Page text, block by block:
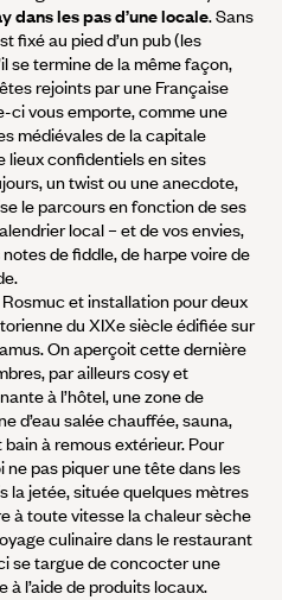
dans les pas d’une locale. Sans
fixé au pied d’un pub (les
se termine de la même façon,
rejoints par une Française
ci vous emporte, comme une
médiévales de la capitale
lieux confidentiels en sites
un twist ou une anecdote,
le parcours en fonction de ses
local – et de vos envies,
de fiddle, de harpe voire de
et installation pour deux
du XIXe siècle édifiée sur
On aperçoit cette dernière
par ailleurs cosy et
à l’hôtel, une zone de
d’eau salée chauffée, sauna,
bain à remous extérieur. Pour
ne pas piquer une tête dans les
la jetée, située quelques mètres
à toute vitesse la chaleur sèche
culinaire dans le restaurant
se targue de concocter une
l’aide de produits locaux.